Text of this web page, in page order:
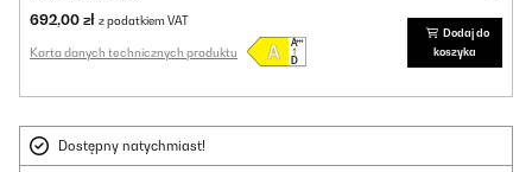
692,00 zł z podatkiem VAT
Karta danych technicznych produktu
Dodaj do
koszyka
Dostępny natychmiast!